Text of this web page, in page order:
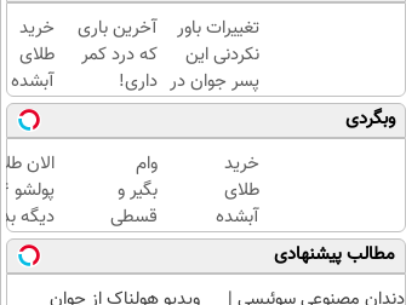
تغییرات باور
نکردنی این
پسر جوان در
۹۰ روز
باورنکردنیه!!!
😳
آخرین باری
که درد کمر
داری!
◗پرسش‌نامه
رو پر کن◖
خرید
طلای
آبشده
حتی با
۱۰۰هزارتومان
وبگردی
خرید
طلای
آبشده
حتی با
۱۰۰هزارتومان
وام
بگیر و
قسطی
طلا
بخر!
چی از
الان
دیگه
طلا با
بی‌بهره
مطالب پیشنهادی
دندان مصنوعی سوئیسی |
ویدیو هولناک از جوان